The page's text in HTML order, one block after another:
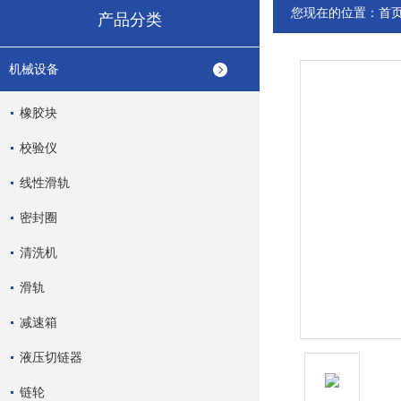
产品分类
机械设备
橡胶块
校验仪
线性滑轨
密封圈
清洗机
滑轨
减速箱
液压切链器
链轮
您现在的位置： 首